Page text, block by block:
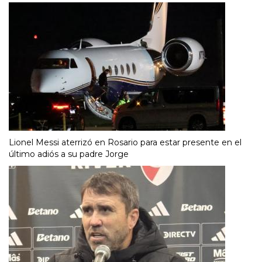
Lionel Messi aterrizó en Rosario para estar presente en el
último adiós a su padre Jorge